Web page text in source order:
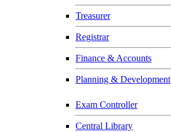
Treasurer
Registrar
Finance & Accounts
Planning & Development
Exam Controller
Central Library